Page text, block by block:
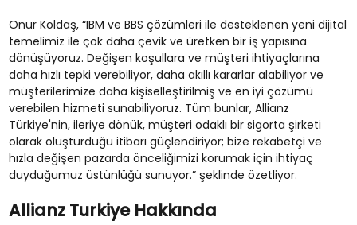
Onur Koldaş, “IBM ve BBS çözümleri ile desteklenen yeni dijital
temelimiz ile çok daha çevik ve üretken bir iş yapısına
dönüşüyoruz. Değişen koşullara ve müşteri ihtiyaçlarına
daha hızlı tepki verebiliyor, daha akıllı kararlar alabiliyor ve
müşterilerimize daha kişiselleştirilmiş ve en iyi çözümü
verebilen hizmeti sunabiliyoruz. Tüm bunlar, Allianz
Türkiye'nin, ileriye dönük, müşteri odaklı bir sigorta şirketi
olarak oluşturduğu itibarı güçlendiriyor; bize rekabetçi ve
hızla değişen pazarda önceliğimizi korumak için ihtiyaç
duyduğumuz üstünlüğü sunuyor.” şeklinde özetliyor.
Allianz Turkiye Hakkında